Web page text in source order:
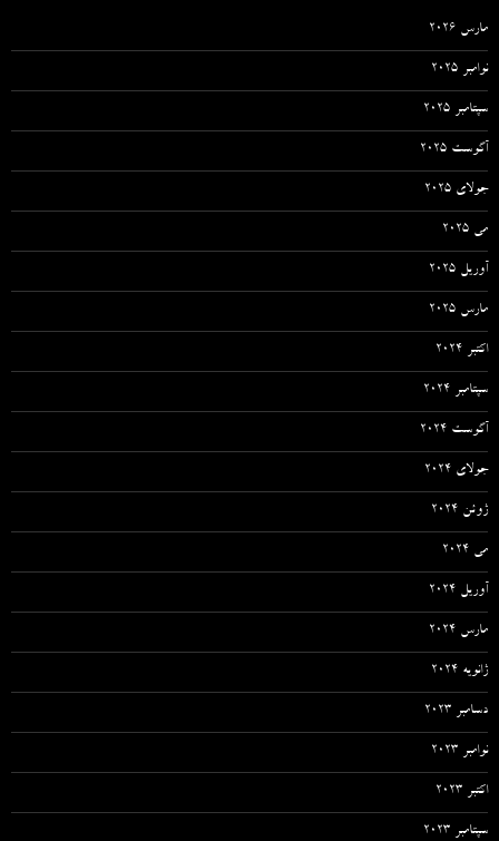
مارس 2026
نوامبر 2025
سپتامبر 2025
آگوست 2025
جولای 2025
می 2025
آوریل 2025
مارس 2025
اکتبر 2024
سپتامبر 2024
آگوست 2024
جولای 2024
ژوئن 2024
می 2024
آوریل 2024
مارس 2024
ژانویه 2024
دسامبر 2023
نوامبر 2023
اکتبر 2023
سپتامبر 2023